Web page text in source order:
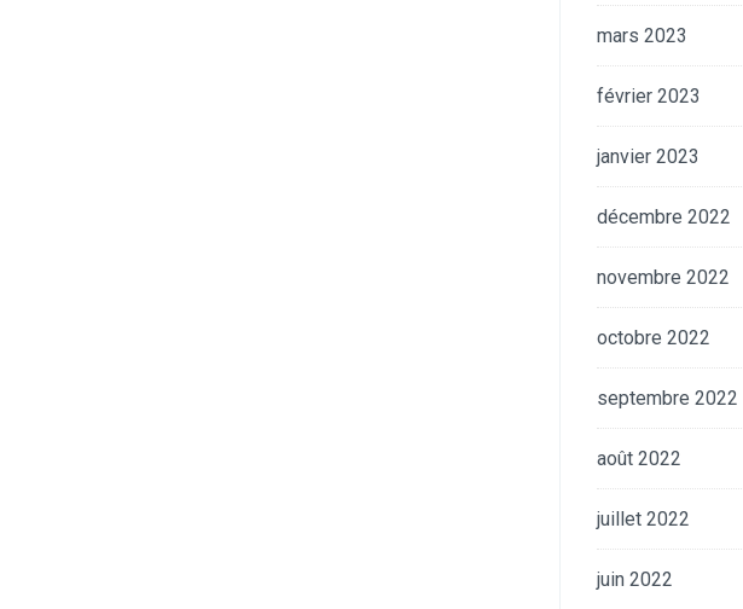
mars 2023
février 2023
janvier 2023
décembre 2022
novembre 2022
octobre 2022
septembre 2022
août 2022
juillet 2022
juin 2022